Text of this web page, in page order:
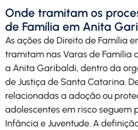
Onde tramitam os
de Família em Anita
As ações de Direito de Família
tramitam nas Varas de Família
a Anita Garibaldi, dentro da
de Justiça de Santa Catarina.
relacionadas a adoção ou
adolescentes em risco seguem
Infância e Juventude. A